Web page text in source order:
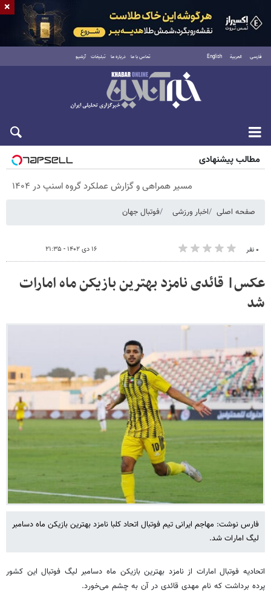
فارسی العربية English تماس با ما درباره ما تبلیغات آرشیو
پنجشنبه ۱۵ مرداد ۱۴۰۵
مطالب پیشنهادی
مسیر همراهی و گزارش عملکرد گروه اسنپ در ۱۴۰۴
صفحه اصلی اخبار ورزشی فوتبال جهان
۰ نفر ۱۶ دی ۱۴۰۲ - ۲۱:۳۵
عکس| قائدی نامزد بهترین بازیکن ماه امارات
شد
فارس نوشت: مهاجم ایرانی تیم فوتبال اتحاد کلبا نامزد بهترین بازیکن ماه دسامبر
لیگ امارات شد.
اتحادیه فوتبال امارات از نامزد بهترین بازیکن ماه دسامبر لیگ فوتبال این کشور
پرده برداشت که نام مهدی قائدی در آن به چشم می‌خورد.
×